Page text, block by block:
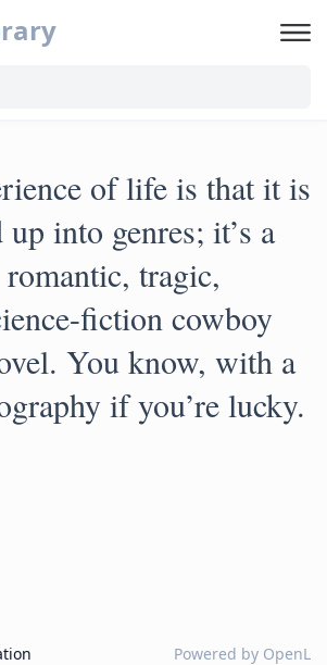
of life is that it is
into genres; it’s a
tragic,
fiction cowboy
You know, with a
if you’re lucky.
Powered by OpenL